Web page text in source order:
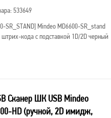
533649
SR_STAND] Mindeo MD6600-SR_stand
кода с подставкой 1D/2D черный
Сканер ШК USB Mindeo
HD (ручной, 2D имидж,